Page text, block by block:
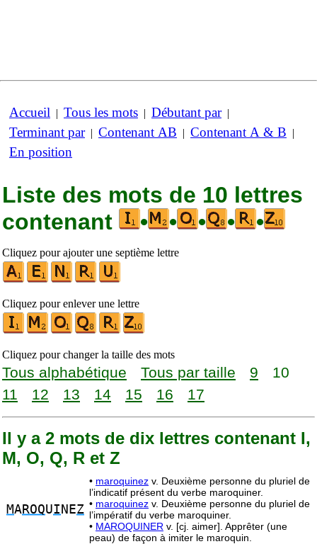
Accueil | Tous les mots | Débutant par|
Terminant par| Contenant AB | Contenant A & B |
En position
Liste des mots de 10 lettres
contenant
• • • • •
Cliquez pour ajouter une septième lettre
Cliquez pour enlever une lettre
Cliquez pour changer la taille des mots
Tous alphabétique Tous par taille 9
10
11
12 13 14 15 16 17
Il y a 2 mots de dix lettres contenant I,
M, O, Q, R et Z
MAROQUI NEZ
• maroquinez v. Deuxième personne du pluriel de
l’indicatif présent du verbe maroquiner.
• maroquinez v. Deuxième personne du pluriel de
l’impératif du verbe maroquiner.
• MAROQUINER v. [cj. aimer]. Apprêter (une
peau) de façon à imiter le maroquin.